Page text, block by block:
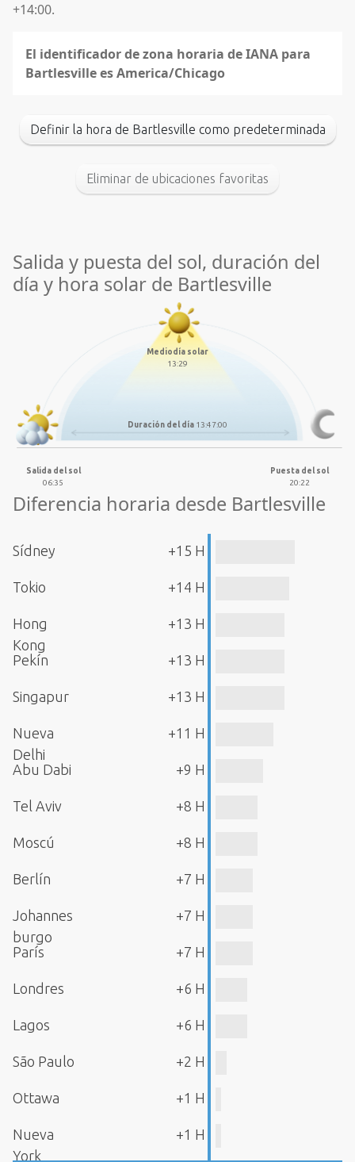
+14:00.
El identificador de zona horaria de IANA para
Bartlesville es America/Chicago
Definir la hora de Bartlesville como predeterminada
Eliminar de ubicaciones favoritas
Salida y puesta del sol, duración del
día y hora solar de Bartlesville
Mediodía solar
13:29
Duración del día 13:47:00
Salida del sol
06:35
Puesta del sol
20:22
Diferencia horaria desde Bartlesville
Sídney +15 H
Tokio +14 H
Hong
Kong
+13 H
Pekín +13 H
Singapur +13 H
Nueva
Delhi
+11 H
Abu Dabi +9 H
Tel Aviv +8 H
Moscú +8 H
Berlín +7 H
Johannes
burgo
+7 H
París +7 H
Londres +6 H
Lagos +6 H
São Paulo +2 H
Ottawa +1 H
Nueva
York
+1 H